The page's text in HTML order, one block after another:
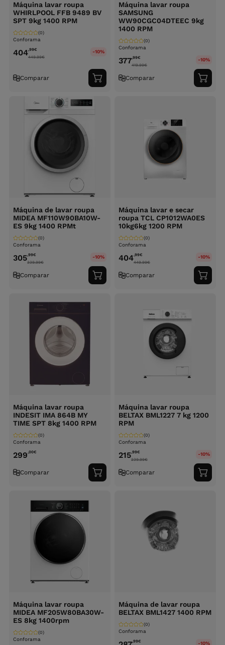
Máquina lavar roupa
WHIRLPOOL FFB 9489 BV
SPT 9kg 1400 RPM
Conforama
(0)
404,99€
449.99€
-10%
Comparar
Adicionar
ao
Máquina lavar roupa
SAMSUNG
WW90CGC04DTEEC 9kg
1400 RPM
Conforama
(0)
377,99€
419.99€
-10%
Comparar
ao
Máquina de lavar roupa
MIDEA MF110W90BA10W-
ES 9kg 1400 RPMt
Conforama
(0)
305,99€
339.99€
-10%
Comparar
Adicionar
ao
Máquina lavar e secar
roupa TCL CP1012WA0ES
10kg6kg 1200 RPM
Conforama
(0)
404,99€
449.99€
-10%
Comparar
ao
Máquina lavar roupa
INDESIT IMA 864B MY
TIME SPT 8kg 1400 RPM
Conforama
(0)
299,00€
Comparar
Adicionar
ao
Máquina lavar roupa
BELTAX BML1227 7 kg 1200
RPM
Conforama
(0)
215,99€
239.99€
-10%
Comparar
ao
Máquina lavar roupa
MIDEA MF205W80BA30W-
ES 8kg 1400rpm
Conforama
(0)
Máquina de lavar roupa
BELTAX BML1427 1400 RPM
Conforama
(0)
,99€ -10%